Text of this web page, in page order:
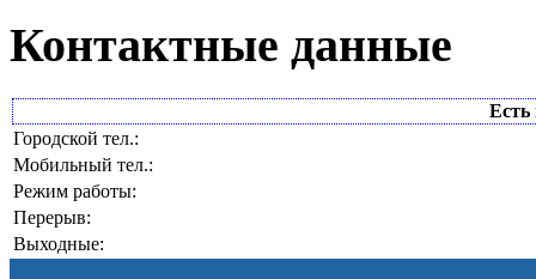
Контактные данные
Есть
Городской тел.:
Мобильный тел.:
Режим работы:
Перерыв:
Выходные: